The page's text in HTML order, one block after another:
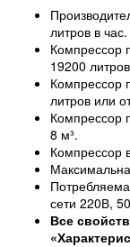
литров в час.
Компрессор
19200
Компрессор
литров или
Компрессор
8 м³.
Компрессор
сети 220В,
Все